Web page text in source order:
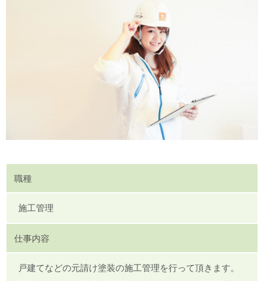
職種
施工管理
仕事内容
戸建てなどの元請け塗装の施工管理を行って頂きます。